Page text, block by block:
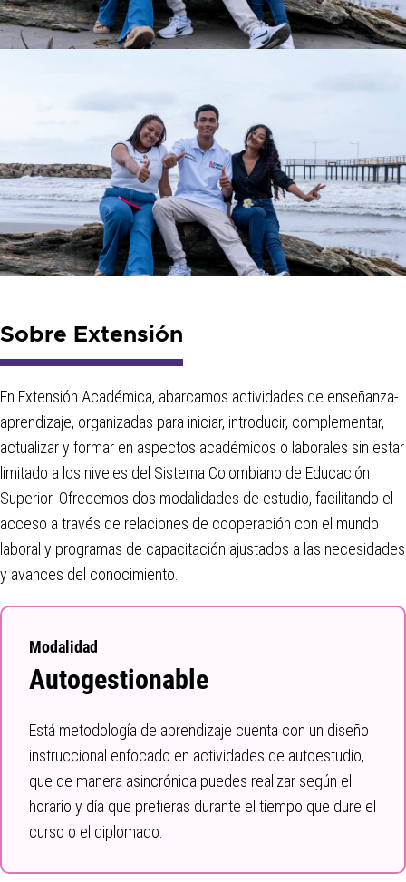
Sobre Extensión
En Extensión Académica, abarcamos actividades de enseñanza-
aprendizaje, organizadas para iniciar, introducir, complementar,
actualizar y formar en aspectos académicos o laborales sin estar
limitado a los niveles del Sistema Colombiano de Educación
Superior. Ofrecemos dos modalidades de estudio, facilitando el
acceso a través de relaciones de cooperación con el mundo
laboral y programas de capacitación ajustados a las necesidades
y avances del conocimiento.
Modalidad
Autogestionable
Está metodología de aprendizaje cuenta con un diseño
instruccional enfocado en actividades de autoestudio,
que de manera asincrónica puedes realizar según el
horario y día que prefieras durante el tiempo que dure el
curso o el diplomado.